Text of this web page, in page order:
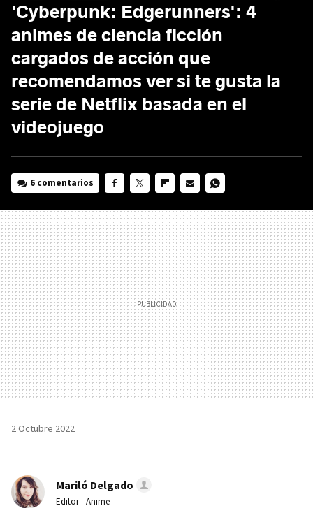
'Cyberpunk: Edgerunners': 4
animes de ciencia ficción
cargados de acción que
recomendamos ver si te gusta la
serie de Netflix basada en el
videojuego
6 comentarios
MAIL
2 Octubre 2022
Mariló Delgado
Editor - Anime